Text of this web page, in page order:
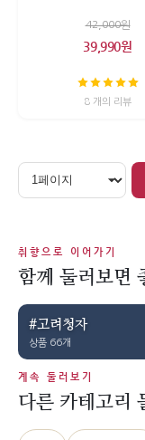
42,000원
39,990원
8 개의 리뷰
취향으로 이어가기
함께 둘러보면
#고려청자
상품 66개
계속 둘러보기
다른 카테고리